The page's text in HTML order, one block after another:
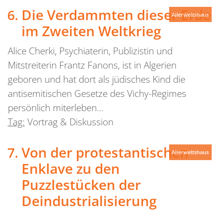
Die Verdammten dieser Erde
im Zweiten Weltkrieg
Alice Cherki, Psychiaterin, Publizistin und
Mitstreiterin Frantz Fanons, ist in Algerien
geboren und hat dort als jüdisches Kind die
antisemitischen Gesetze des Vichy-Regimes
persönlich miterleben…
Tag: Vortrag & Diskussion
Allerweltshaus
Von der protestantischen
Enklave zu den
Puzzlestücken der
Deindustrialisierung
Allerweltshaus